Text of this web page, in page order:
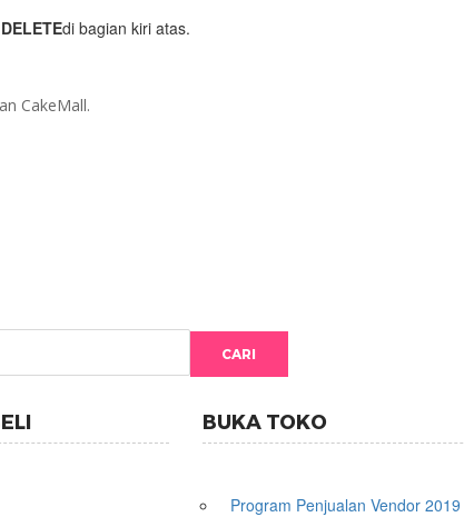
DELETEdi bagian kiri atas.
CakeMall.
BUKA TOKO
Program Penjualan Vendor 2019